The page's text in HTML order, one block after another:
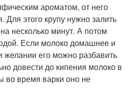
ароматом, от него
Для этого крупу нужно залить
несколько минут. А потом
Если молоко домашнее и
его можно разбавить
довести до кипения молоко в
во время варки оно не